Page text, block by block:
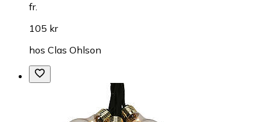
fr.
105 kr
hos Clas Ohlson